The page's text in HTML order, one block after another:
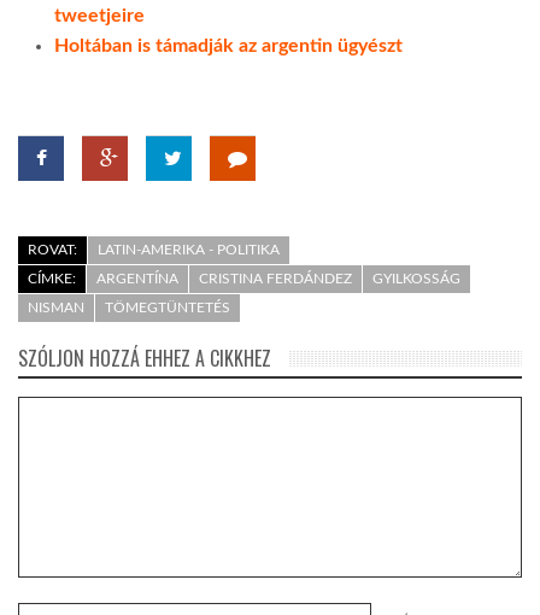
tweetjeire
Holtában is támadják az argentin ügyészt
ROVAT:
LATIN-AMERIKA - POLITIKA
CÍMKE:
ARGENTÍNA CRISTINA FERDÁNDEZ
GYILKOSSÁG
NISMAN
TÖMEGTÜNTETÉS
SZÓLJON HOZZÁ EHHEZ A CIKKHEZ